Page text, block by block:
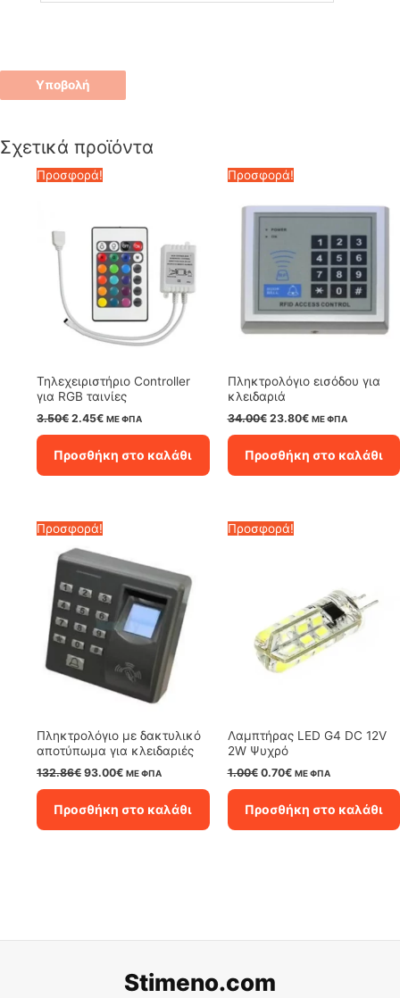
Σχετικά προϊόντα
Προσφορά!
Τηλεχειριστήριο Controller
για RGB ταινίες
3.50€ Original
price
3.50€.
2.45€Η
τρέχουσα
είναι:
2.45€.
ΜΕ ΦΠΑ
Προσθήκη στο καλάθι
Προσφορά!
Πληκτρολόγιο εισόδου για
κλειδαριά
34.00€ Original
price
34.00€.
23.80€Η
τρέχουσα
είναι:
23.80€.
ΜΕ ΦΠΑ
Προσθήκη στο καλάθι
Προσφορά!
Πληκτρολόγιο με δακτυλικό
αποτύπωμα για κλειδαριές
132.86€ Original
132.86€.
93.00€Η
είναι:
93.00€.
ΜΕ ΦΠΑ
Προσθήκη στο καλάθι
Προσφορά!
Λαμπτήρας LED G4 DC 12V
2W Ψυχρό
1.00€ Original
1.00€.
0.70€Η
είναι:
0.70€.
ΜΕ ΦΠΑ
Προσθήκη στο καλάθι
Stimeno.com